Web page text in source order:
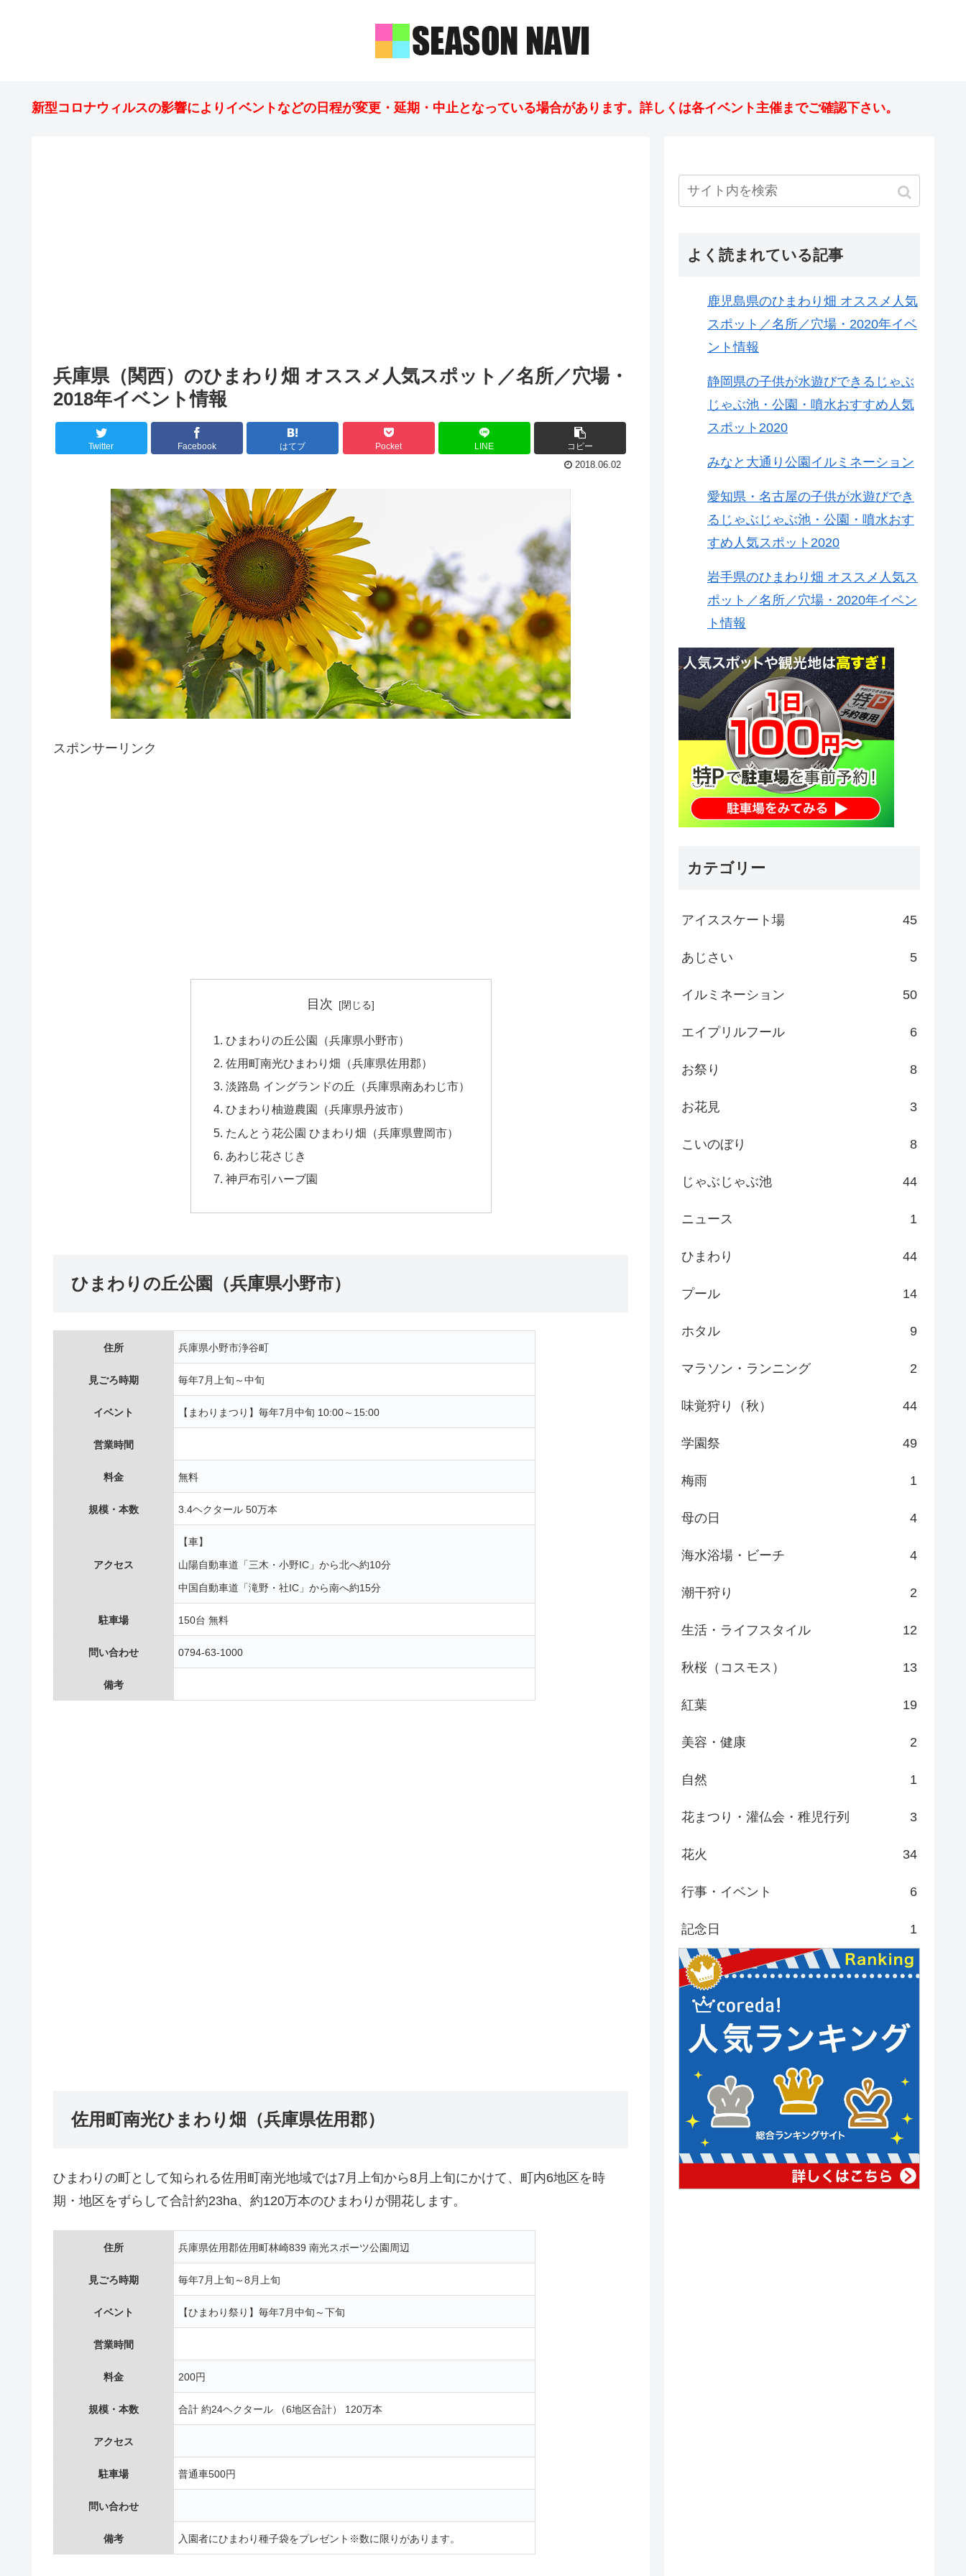
新型コロナウィルスの影響によりイベントなどの日程が変更・延期・中止となっている場合があります。詳しくは各イベント主催までご確認下さい。
兵庫県（関西）のひまわり畑 オススメ人気スポット／名所／穴場・
2018年イベント情報
Twitter Facebook はてブ Pocket LINE
コピー
2018.06.02
スポンサーリンク
目次
ひまわりの丘公園（兵庫県小野市）
佐用町南光ひまわり畑（兵庫県佐用郡）
淡路島 イングランドの丘（兵庫県南あわじ市）
ひまわり柚遊農園（兵庫県丹波市）
たんとう花公園 ひまわり畑（兵庫県豊岡市）
あわじ花さじき
神戸布引ハーブ園
ひまわりの丘公園（兵庫県小野市）
住所 兵庫県小野市浄谷町
見ごろ時期 毎年7月上旬～中旬
イベント 【まわりまつり】毎年7月中旬 10:00～15:00
営業時間
料金 無料
規模・本数 3.4ヘクタール 50万本
アクセス
【車】
山陽自動車道「三木・小野IC」から北へ約10分
中国自動車道「滝野・社IC」から南へ約15分
駐車場 150台 無料
問い合わせ 0794-63-1000
備考
佐用町南光ひまわり畑（兵庫県佐用郡）
ひまわりの町として知られる佐用町南光地域では7月上旬から8月上旬にかけて、町内6地区を時
期・地区をずらして合計約23ha、約120万本のひまわりが開花します。
住所 兵庫県佐用郡佐用町林崎839 南光スポーツ公園周辺
見ごろ時期 毎年7月上旬～8月上旬
イベント 【ひまわり祭り】毎年7月中旬～下旬
営業時間
料金 200円
規模・本数 合計 約24ヘクタール （6地区合計） 120万本
アクセス
駐車場 普通車500円
問い合わせ
備考 入園者にひまわり種子袋をプレゼント※数に限りがあります。
よく読まれている記事
鹿児島県のひまわり畑 オススメ人気
スポット／名所／穴場・2020年イベ
ント情報
静岡県の子供が水遊びできるじゃぶ
じゃぶ池・公園・噴水おすすめ人気
スポット2020
みなと大通り公園イルミネーション
愛知県・名古屋の子供が水遊びでき
るじゃぶじゃぶ池・公園・噴水おす
すめ人気スポット2020
岩手県のひまわり畑 オススメ人気ス
ポット／名所／穴場・2020年イベン
ト情報
カテゴリー
アイススケート場 45
あじさい 5
イルミネーション 50
エイプリルフール 6
お祭り 8
お花見 3
こいのぼり 8
じゃぶじゃぶ池 44
ニュース 1
ひまわり 44
プール 14
ホタル 9
マラソン・ランニング 2
味覚狩り（秋） 44
学園祭 49
梅雨 1
母の日 4
海水浴場・ビーチ 4
潮干狩り 2
生活・ライフスタイル 12
秋桜（コスモス） 13
紅葉 19
美容・健康 2
自然 1
花まつり・灌仏会・稚児行列 3
花火 34
行事・イベント 6
記念日 1